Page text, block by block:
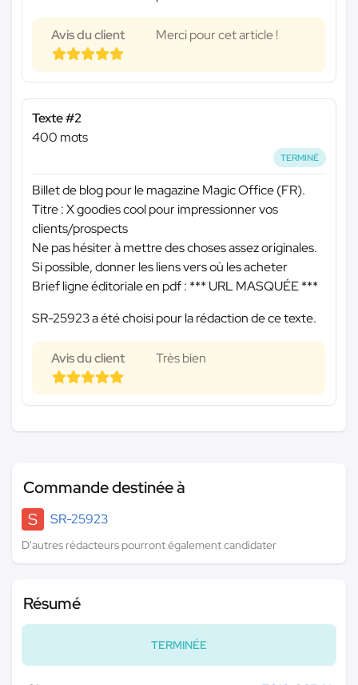
Avis du client Merci pour cet article !
Texte #2
400 mots
TERMINÉ
Billet de blog pour le magazine Magic Office (FR).
Titre : X goodies cool pour impressionner vos
clients/prospects
Ne pas hésiter à mettre des choses assez originales.
Si possible, donner les liens vers où les acheter
Brief ligne éditoriale en pdf : *** URL MASQUÉE ***
SR-25923 a été choisi pour la rédaction de ce texte.
Avis du client Très bien
Commande destinée à
S
SR-25923
D'autres rédacteurs pourront également candidater
Résumé
TERMINÉE